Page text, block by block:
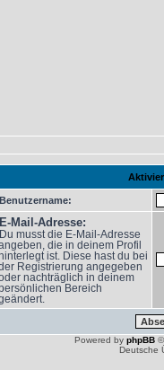
Benutzername:
E-Mail-Adresse:
Du musst die E-Mail-Adresse
die in deinem Profil
hinterlegt ist. Diese hast du bei
Registrierung angegeben
nachträglich in deinem
Bereich
Powered by phpBB
Deutsche